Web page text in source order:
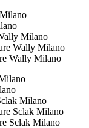
Milano
Wally Milano
Wally Milano
Milano
Sclak Milano
Sclak Milano